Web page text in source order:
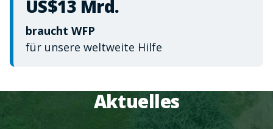
US$13 Mrd.
braucht WFP
für unsere weltweite Hilfe
Aktuelles